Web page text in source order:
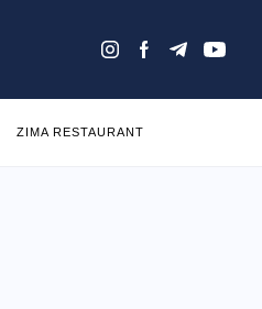
ZIMA RESTAURANT